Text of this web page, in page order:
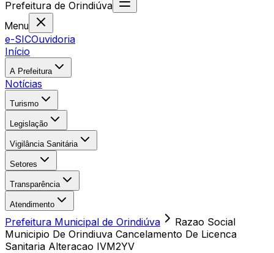
Prefeitura de Orindiúva
Menu
e-SICOuvidoria
Início
A Prefeitura
Notícias
Turismo
Legislação
Vigilância Sanitária
Setores
Transparência
Atendimento
Prefeitura Municipal de Orindiúva
Razao Social
Municipio De Orindiuva Cancelamento De Licenca
Sanitaria Alteracao IVM2YV